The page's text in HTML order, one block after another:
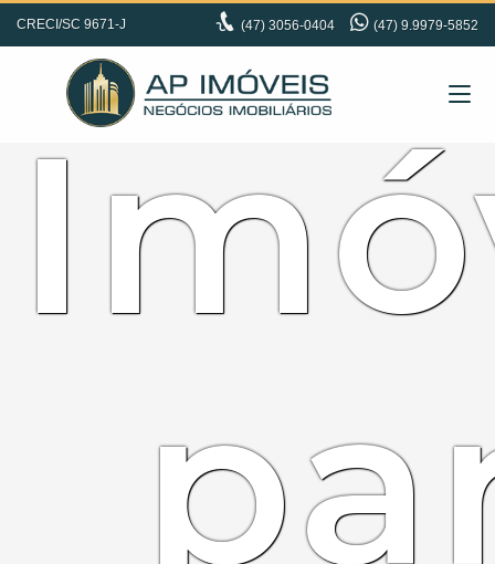
CRECI/SC 9671-J (47) 3056-0404 (47) 9.9979-5852